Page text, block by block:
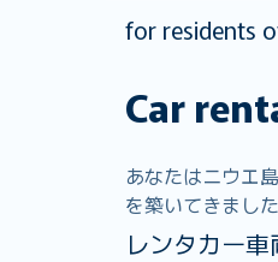
for residents
Car
あなたはニウエ
を築いてきまし
レンタカー車